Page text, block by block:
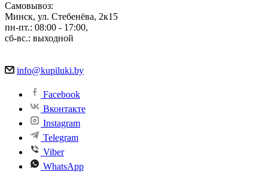
Самовывоз:
Минск, ул. Стебенёва, 2к15
пн-пт.: 08:00 - 17:00,
сб-вс.: выходной
info@kupiluki.by
Facebook
Вконтакте
Instagram
Telegram
Viber
WhatsApp